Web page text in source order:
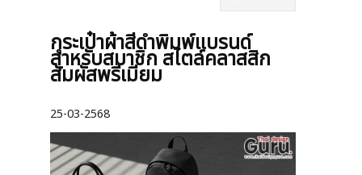
กระเป๋าผ้าสีดำพิมพ์แบรนด์
สำหรับสมาชิก สไตล์คลาสสิก
สัมผัสพรีเมียม
25-03-2568